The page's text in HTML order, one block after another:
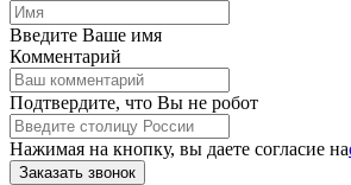
Введите Ваше имя
Комментарий
Подтвердите, что Вы не робот
Нажимая на кнопку, вы даете согласие на
Заказать звонок